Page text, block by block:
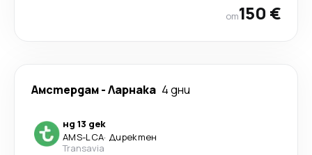
от150 €
Амстердам-Ларнака 4 дни
нд 13 дек
AMS-LCA· Директен
Transavia